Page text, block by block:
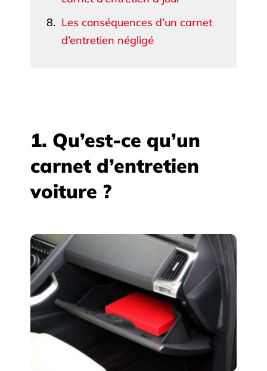
Les conséquences d’un carnet
d’entretien négligé
1. Qu’est-ce qu’un
carnet d’entretien
voiture ?